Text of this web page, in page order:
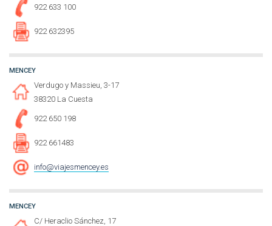
922 633 100
922 632395
MENCEY
Verdugo y Massieu, 3-17
38320 La Cuesta
922 650 198
922 661483
info@viajesmencey.es
MENCEY
C/ Heraclio Sánchez, 17